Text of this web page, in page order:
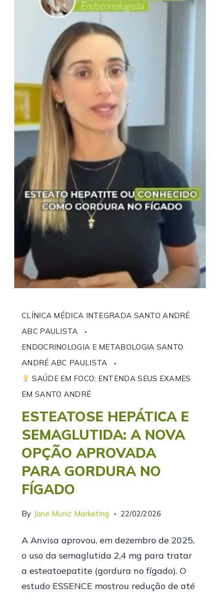
CLÍNICA MÉDICA INTEGRADA SANTO ANDRÉ
ABC PAULISTA
ENDOCRINOLOGIA E METABOLOGIA SANTO
ANDRÉ ABC PAULISTA
SAÚDE EM FOCO: ENTENDA SEUS EXAMES
EM SANTO ANDRÉ
ESTEATOSE HEPÁTICA E
SEMAGLUTIDA: A NOVA
OPÇÃO APROVADA
PARA GORDURA NO
FÍGADO
By Jane Muniz Marketing 22/02/2026
A Anvisa aprovou, em dezembro de 2025,
o uso da semaglutida 2,4 mg para tratar
a esteatoepatite (gordura no fígado). O
estudo ESSENCE mostrou redução de até